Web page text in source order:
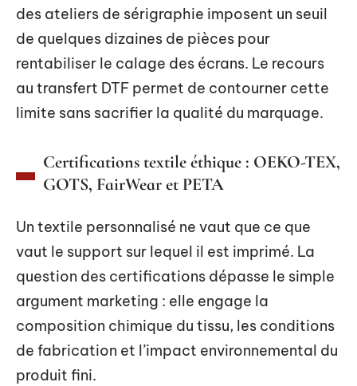
des ateliers de sérigraphie imposent un seuil
de quelques dizaines de pièces pour
rentabiliser le calage des écrans. Le recours
au transfert DTF permet de contourner cette
limite sans sacrifier la qualité du marquage.
Certifications textile éthique : OEKO-TEX,
GOTS, FairWear et PETA
Un textile personnalisé ne vaut que ce que
vaut le support sur lequel il est imprimé. La
question des certifications dépasse le simple
argument marketing : elle engage la
composition chimique du tissu, les conditions
de fabrication et l’impact environnemental du
produit fini.